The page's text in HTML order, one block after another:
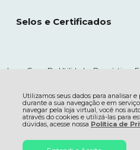
Utilizamos seus dados para analisar
durante a sua navegação e em
navegar pela loja virtual, você nos
através do cookies e utilizá-las para
dúvidas, acesse nossa Política de
Selos e Certificados
Lewe Com. De Utilidades Domésticas